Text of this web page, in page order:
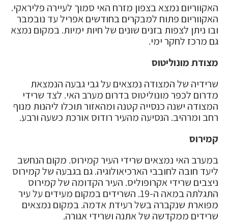
האקווריום נמצא בצפון מזרח האי סמוך לעיירה פליראקי.
האקווריום פתוח למבקרים בחודשים אפריל עד נובמבר
ובו ניתן לצפות בזנים שונים של חיות ימיות. במקום נמצא
גם מרכז לחקר ימי.
מצודת מונוליטוס
שרידיה של המצודה נמצאים על גבי גבעה הנמצאת
מדרום לכפר מונוליטוס בדרום מערב האי. לצד שרידי
המצודה ישנה כנסייה קטנה ומהאזור תוכלו ליהנות מנוף
רחב ומרהיב. הנסיעה מהעיר רודוס אורכת כשעה ורבע.
קמירוס
במערב האי נמצאים שרידי העיר קמירוס. מקום הנחשב
ליעד חובה לחובבי הארכיאולוגיה. גם בגבעה של קמירוס
ניצבים שרידי אקרופוליס. העיר הקדומה של קמירוס
התגלתה במאה ה-19. השרידים במקום מעידים על עיר
מפוארת שנקברה בשל רעידת אדמה. במקום נמצאים
שרידים ממקדשה של אתנה ושרידי אגורה.